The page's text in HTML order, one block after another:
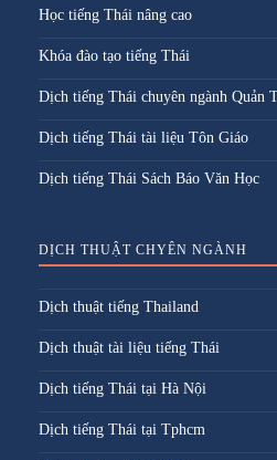
Học tiếng Thái nâng cao
Khóa đào tạo tiếng Thái
Dịch tiếng Thái chuyên ngành Quản
Dịch tiếng Thái tài liệu Tôn Giáo
Dịch tiếng Thái Sách Báo Văn Học
DỊCH THUẬT CHYÊN NGÀNH
Dịch thuật tiếng Thailand
Dịch thuật tài liệu tiếng Thái
Dịch tiếng Thái tại Hà Nội
Dịch tiếng Thái tại Tphcm